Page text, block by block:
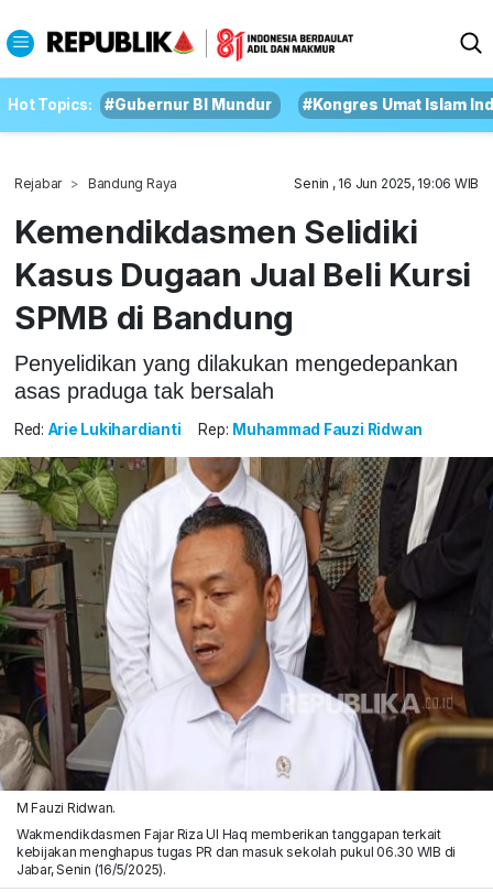
Hot Topics: #Gubernur BI Mundur #Kongres Umat Islam
Rejabar Bandung Raya Senin , 16 Jun 2025, 19:06 WIB
Kemendikdasmen Selidiki
Kasus Dugaan Jual Beli Kursi
SPMB di Bandung
Penyelidikan yang dilakukan mengedepankan
asas praduga tak bersalah
Red: Arie Lukihardianti Rep: Muhammad Fauzi Ridwan
M Fauzi Ridwan.
Wakmendikdasmen Fajar Riza Ul Haq memberikan tanggapan terkait
kebijakan menghapus tugas PR dan masuk sekolah pukul 06.30 WIB di
Jabar, Senin (16/5/2025).